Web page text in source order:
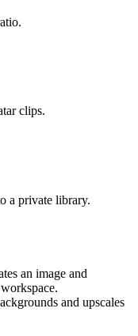
clips.
a private library.
an image and
and upscales